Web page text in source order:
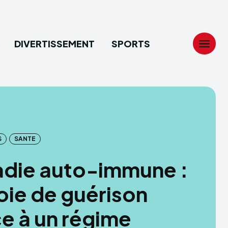
DIVERTISSEMENT SPORTS
SANTE
auto-immune :
de guérison
à un régime